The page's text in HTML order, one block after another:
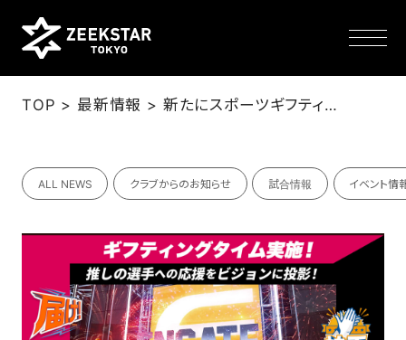
NEWS
TEAM
SCHEDULE
TOP > 最新情報 > 新たにスポーツギフティングサービス「エンゲート」を採用、5/6ホーム戦より限定イベント開催
ALL NEWS クラブからのお知らせ 試合情報 イベント情